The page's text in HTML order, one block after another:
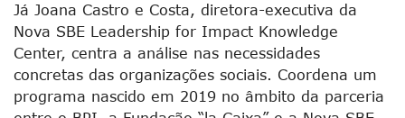
Já Joana Castro e Costa, diretora-executiva da
Nova SBE Leadership for Impact Knowledge
Center, centra a análise nas necessidades
concretas das organizações sociais. Coordena um
programa nascido em 2019 no âmbito da parceria